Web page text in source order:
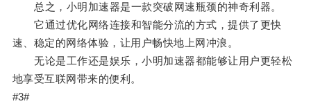
总之，小明加速器是一款突破网速瓶颈的神奇利器。
它通过优化网络连接和智能分流的方式，提供了更快
速、稳定的网络体验，让用户畅快地上网冲浪。
无论是工作还是娱乐，小明加速器都能够让用户更轻松
地享受互联网带来的便利。
#3#